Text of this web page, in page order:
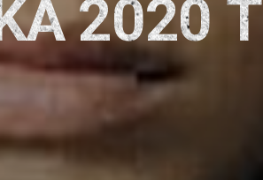
2020